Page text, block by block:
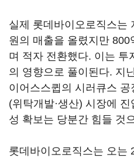
실제 롯데바이오로직스는
원의 매출을 올렸지만
며 적자 전환했다. 이는 투
의 영향으로 풀이된다. 지
이어스스큅의 시러큐스
(위탁개발·생산) 시장에
성 확보는 당분간 힘들 것
롯데바이오로직스는 오는